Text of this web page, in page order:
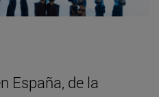
España, de la